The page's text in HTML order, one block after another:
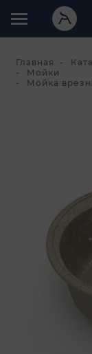
Главная
Мойки
Мойка